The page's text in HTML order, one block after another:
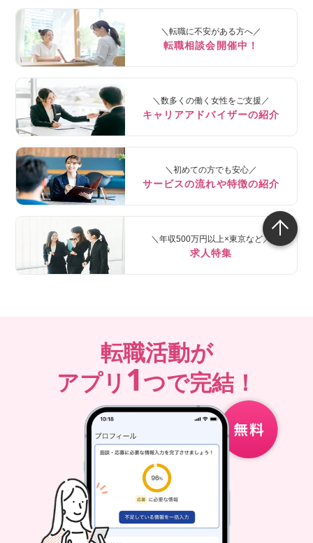
＼転職に不安がある方へ／
転職相談会開催中！
＼数多くの働く女性をご支援／
キャリアアドバイザーの紹介
＼初めての方でも安心／
サービスの流れや特徴の紹介
＼年収500万円以上×東京など／
求人特集
転職活動が
アプリ 1つで完結！